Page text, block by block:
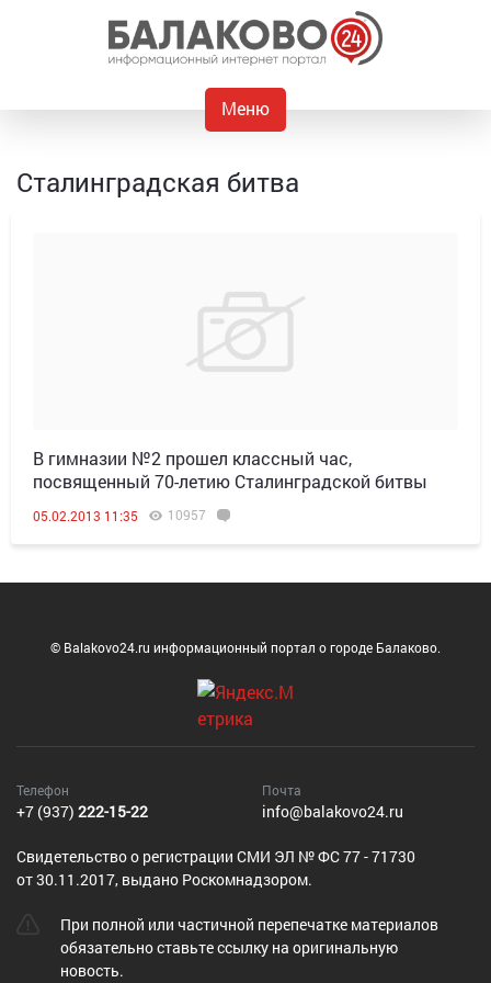
Меню
Сталинградская битва
В гимназии №2 прошел классный час,
посвященный 70-летию Сталинградской битвы
05.02.2013 11:35 10957
© Balakovo24.ru информационный портал о городе Балаково.
Телефон
+7 (937) 222-15-22
Почта
info@balakovo24.ru
Cвидетельство о регистрации СМИ ЭЛ № ФС 77 - 71730
от 30.11.2017, выдано Роскомнадзором.
При полной или частичной перепечатке материалов
обязательно ставьте ссылку на оригинальную
новость.